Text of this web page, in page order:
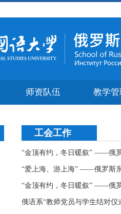
师资队伍 教学
工会工作
“金顶有约，冬日暖叙” ——俄
“爱上海、游上海” ——俄罗斯
“金顶有约，冬日暖叙” ——俄
俄语系“教师党员与学生结对仪